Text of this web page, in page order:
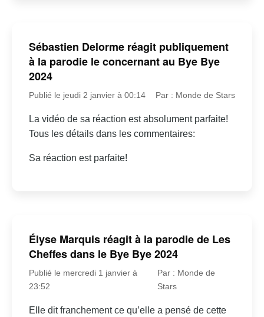
Sébastien Delorme réagit publiquement
à la parodie le concernant au Bye Bye
2024
Publié le jeudi 2 janvier à 00:14 Par : Monde de Stars
La vidéo de sa réaction est absolument parfaite!
Tous les détails dans les commentaires:
Sa réaction est parfaite!
Élyse Marquis réagit à la parodie de Les
Cheffes dans le Bye Bye 2024
Publié le mercredi 1 janvier à
23:52
Par : Monde de
Stars
Elle dit franchement ce qu’elle a pensé de cette